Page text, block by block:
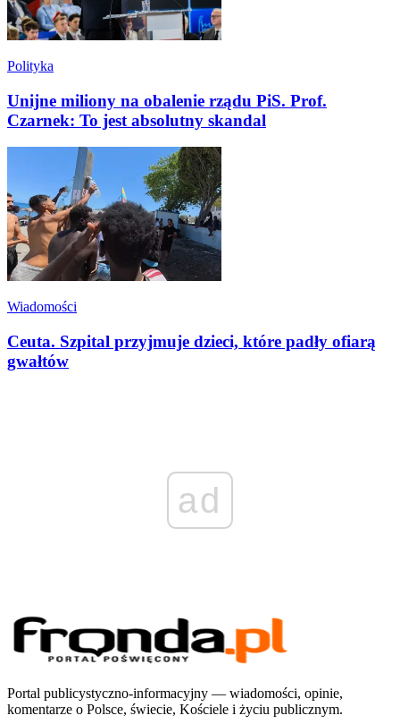
Polityka
Unijne miliony na obalenie rządu PiS. Prof.
Czarnek: To jest absolutny skandal
Wiadomości
Ceuta. Szpital przyjmuje dzieci, które padły ofiarą
gwałtów
ad
Portal publicystyczno-informacyjny — wiadomości, opinie,
komentarze o Polsce, świecie, Kościele i życiu publicznym.